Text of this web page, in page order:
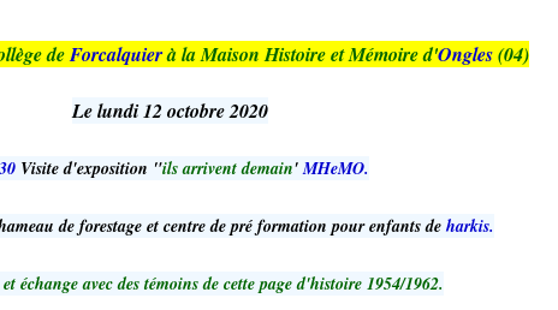
deForcalquierà la Maison Histoire et Mémoire d'Ongles(04)
Le lundi 12 octobre 2020
Visite d'exposition "ils arrivent demain'MHeMO.
de forestage et centre de pré formation pour enfants de harkis.
échange avec des témoins de cette page d'histoire 1954/1962.